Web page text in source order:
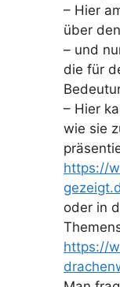
– Hier
über
– und
die für
– Hier
wie sie
https://
oder in
https://